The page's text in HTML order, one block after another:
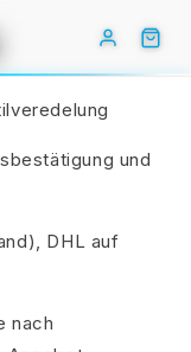
und
DHL auf
nach